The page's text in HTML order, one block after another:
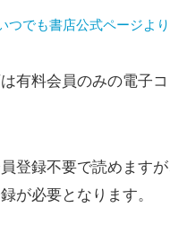
つでも書店公式ページよ
有料会員のみの電子
登録不要で読めます
が必要となります。